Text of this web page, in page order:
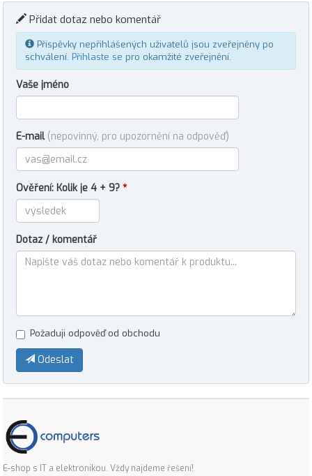
Přidat dotaz nebo komentář
Příspěvky nepřihlášených uživatelů jsou zveřejněny po
schválení. Přihlaste se pro okamžité zveřejnění.
Vaše jméno
E-mail (nepovinný, pro upozornění na odpověď)
Ověření: Kolik je 4 + 9? *
Dotaz / komentář
Požaduji odpověď od obchodu
Odeslat
E-shop s IT a elektronikou. Vždy najdeme řešení!